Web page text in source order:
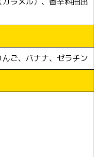
ご、バナナ、ゼラチン